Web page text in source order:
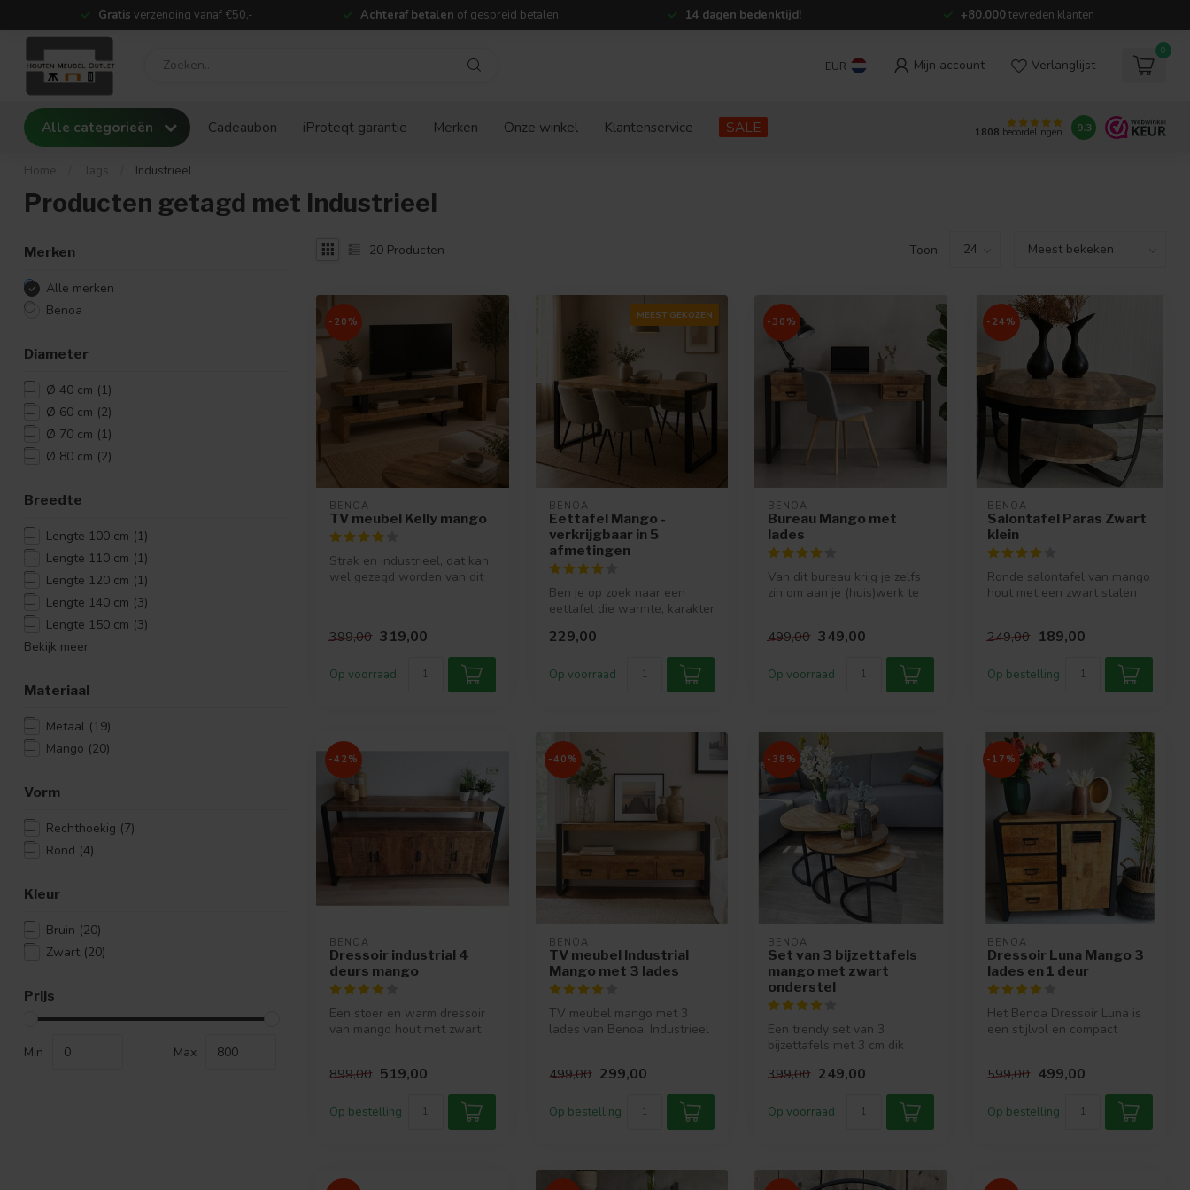
Gratis verzending vanaf €50,- Achteraf betalen of gespreid betalen 14 dagen bedenktijd! +80.000tevreden klanten
EUR Mijn account Verlanglijst
0
Alle categorieën Cadeaubon iProteqt garantie Merken Onze winkel Klantenservice SALE 1808 beoordelingen 9.3
Home Tags Industrieel
Producten getagd met Industrieel
Merken
Alle merken
Benoa
Diameter
Ø 40 cm (1)
Ø 60 cm (2)
Ø 70 cm (1)
Ø 80 cm (2)
Breedte
Lengte 100 cm (1)
Lengte 110 cm (1)
Lengte 120 cm (1)
Lengte 140 cm (3)
Lengte 150 cm (3)
Bekijk meer
Materiaal
Metaal (19)
Mango (20)
Vorm
Rechthoekig (7)
Rond (4)
Kleur
Bruin (20)
Zwart (20)
Prijs
Min Max
20 Producten Toon:
-20%
BENOA
TV meubel Kelly mango
Strak en industrieel, dat kan
wel gezegd worden van dit
399,00 319,00
Op voorraad
MEEST GEKOZEN
BENOA
Eettafel Mango -
verkrijgbaar in 5
afmetingen
Ben je op zoek naar een
eettafel die warmte, karakter
229,00
Op voorraad
-30%
BENOA
Bureau Mango met
lades
Van dit bureau krijg je zelfs
zin om aan je (huis)werk te
499,00 349,00
Op voorraad
-24%
BENOA
Salontafel Paras Zwart
klein
Ronde salontafel van mango
hout met een zwart stalen
249,00 189,00
Op bestelling
-42%
BENOA
Dressoir industrial 4
deurs mango
Een stoer en warm dressoir
van mango hout met zwart
899,00 519,00
Op bestelling
-40%
BENOA
TV meubel Industrial
Mango met 3 lades
TV meubel mango met 3
lades van Benoa. Industrieel
499,00 299,00
Op bestelling
-38%
BENOA
Set van 3 bijzettafels
mango met zwart
onderstel
Een trendy set van 3
bijzettafels met 3 cm dik
onderstel
399,00 249,00
Op voorraad
-17%
BENOA
Dressoir Luna Mango 3
lades en 1 deur
Het Benoa Dressoir Luna is
een stijlvol en compact
599,00 499,00
Op bestelling